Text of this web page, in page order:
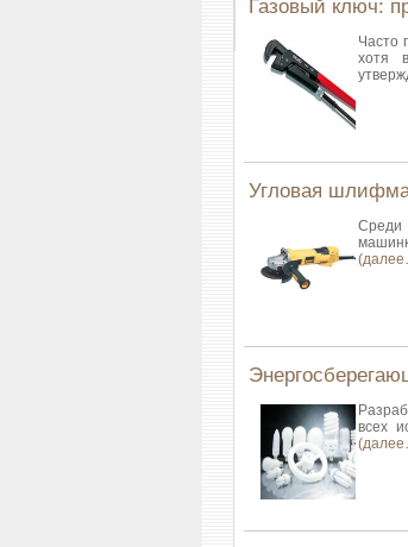
Газовый ключ:
Часто
хотя
Угловая
Среди
всех